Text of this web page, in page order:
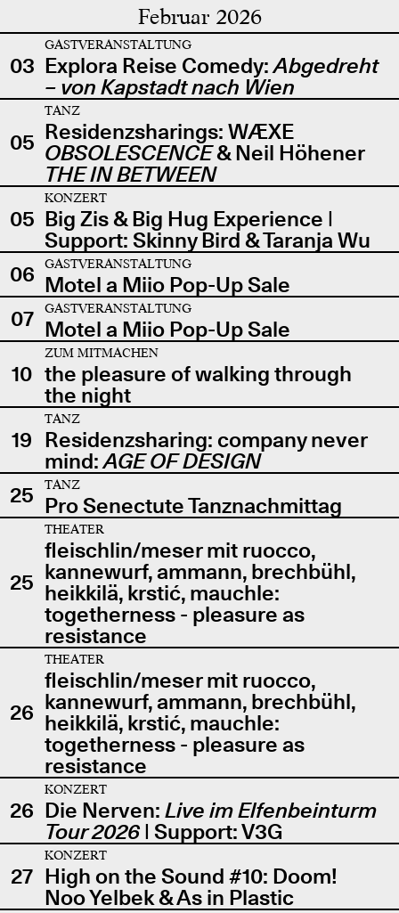
Februar 2026
03
GASTVERANSTALTUNG
Explora Reise Comedy:Abgedreht
– von Kapstadt nach Wien
05
TANZ
Residenzsharings: WÆXE
OBSOLESCENCE& Neil Höhener
THE IN BETWEEN
05
KONZERT
Big Zis & Big Hug Experience |
Support: Skinny Bird & Taranja Wu
06
GASTVERANSTALTUNG
Motel a Miio Pop-Up Sale
07
GASTVERANSTALTUNG
Motel a Miio Pop-Up Sale
10
ZUM MITMACHEN
the pleasure of walking through
the night
19
TANZ
Residenzsharing: company never
mind:AGE OF DESIGN
25
TANZ
Pro Senectute Tanznachmittag
25
THEATER
fleischlin/meser mit ruocco,
kannewurf, ammann, brechbühl,
heikkilä, krstić, mauchle:
togetherness - pleasure as
resistance
26
THEATER
fleischlin/meser mit ruocco,
kannewurf, ammann, brechbühl,
heikkilä, krstić, mauchle:
togetherness - pleasure as
resistance
26
KONZERT
Die Nerven: Live im Elfenbeinturm
Tour 2026| Support: V3G
27
KONZERT
High on the Sound #10: Doom!
Noo Yelbek & As in Plastic